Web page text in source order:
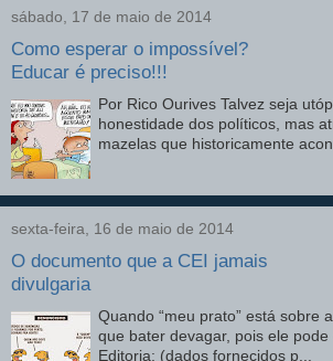
sábado, 17 de maio de 2014
Como esperar o impossível?
Educar é preciso!!!
Por Rico Ourives Talvez seja
honestidade dos políticos, mas
mazelas que historicamente
sexta-feira, 16 de maio de 2014
O documento que a CEI jamais
divulgaria
Quando “meu prato” está sobre
que bater devagar, pois ele pode
Editoria: (dados fornecidos p...